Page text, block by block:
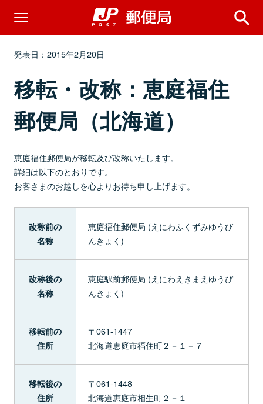
発表日：2015年2月20日
移転・改称：恵庭福住
郵便局（北海道）
恵庭福住郵便局が移転及び改称いたします。
詳細は以下のとおりです。
お客さまのお越しを心よりお待ち申し上げます。
改称前の
名称
恵庭福住郵便局 (えにわふくずみゆうび
んきょく)
改称後の
名称
恵庭駅前郵便局 (えにわえきまえゆうび
んきょく)
移転前の
住所
〒061-1447
北海道恵庭市福住町２－１－７
移転後の
住所
〒061-1448
北海道恵庭市相生町２－１